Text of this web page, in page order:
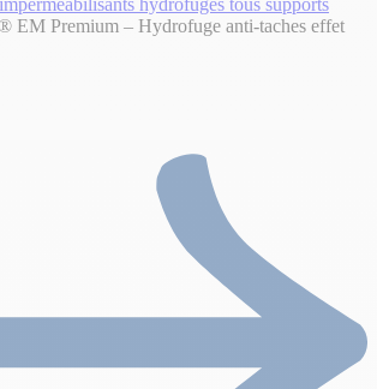
hydrofuges tous supports
EM Premium – Hydrofuge anti-taches effet